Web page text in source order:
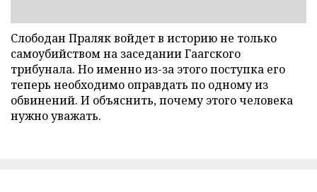
Слободан Праляк войдет в историю не только
самоубийством на заседании Гаагского
трибунала. Но именно из-за этого поступка его
теперь необходимо оправдать по одному из
обвинений. И объяснить, почему этого человека
нужно уважать.